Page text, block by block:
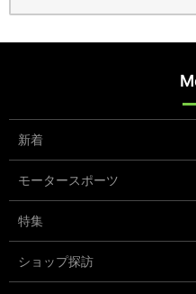
新着
モータースポーツ
特集
ショップ探訪